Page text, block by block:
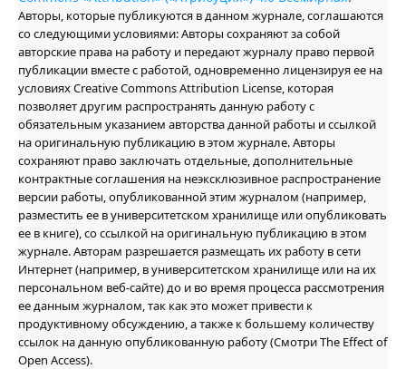
Авторы, которые публикуются в данном журнале, соглашаются
со следующими условиями: Авторы сохраняют за собой
авторские права на работу и передают журналу право первой
публикации вместе с работой, одновременно лицензируя ее на
условиях Creative Commons Attribution License, которая
позволяет другим распространять данную работу с
обязательным указанием авторства данной работы и ссылкой
на оригинальную публикацию в этом журнале. Авторы
сохраняют право заключать отдельные, дополнительные
контрактные соглашения на неэксклюзивное распространение
версии работы, опубликованной этим журналом (например,
разместить ее в университетском хранилище или опубликовать
ее в книге), со ссылкой на оригинальную публикацию в этом
журнале. Авторам разрешается размещать их работу в сети
Интернет (например, в университетском хранилище или на их
персональном веб-сайте) до и во время процесса рассмотрения
ее данным журналом, так как это может привести к
продуктивному обсуждению, а также к большему количеству
ссылок на данную опубликованную работу (Смотри The Effect of
Open Access).